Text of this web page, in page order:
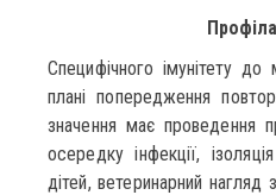
Специфічного імунітету
плані попередження
значення має проведення
осередку інфекції,
дітей, ветеринарний